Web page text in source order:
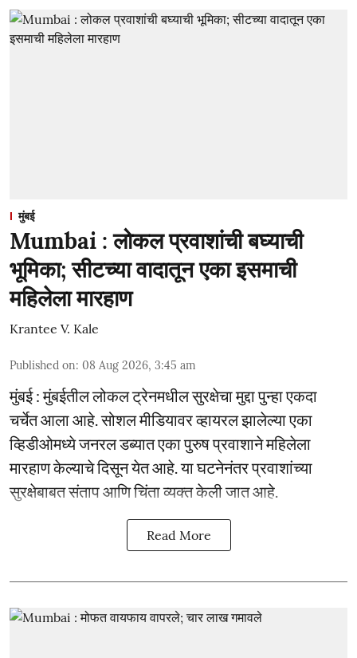
मुंबई
Mumbai : लोकल प्रवाशांची बघ्याची
भूमिका; सीटच्या वादातून एका इसमाची
महिलेला मारहाण
Krantee V. Kale
Published on: 08 Aug 2026, 3:45 am
मुंबई : मुंबईतील लोकल ट्रेनमधील सुरक्षेचा मुद्दा पुन्हा एकदा
चर्चेत आला आहे. सोशल मीडियावर व्हायरल झालेल्या एका
व्हिडीओमध्ये जनरल डब्यात एका पुरुष प्रवाशाने महिलेला
मारहाण केल्याचे दिसून येत आहे. या घटनेनंतर प्रवाशांच्या
सुरक्षेबाबत संताप आणि चिंता व्यक्त केली जात आहे.
Read More